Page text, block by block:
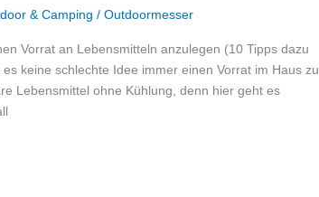
& Camping /Outdoormesser
Vorrat an Lebensmitteln anzulegen (10 Tipps dazu
keine schlechte Idee immer einen Vorrat im Haus zu
Lebensmittel ohne Kühlung, denn hier geht es